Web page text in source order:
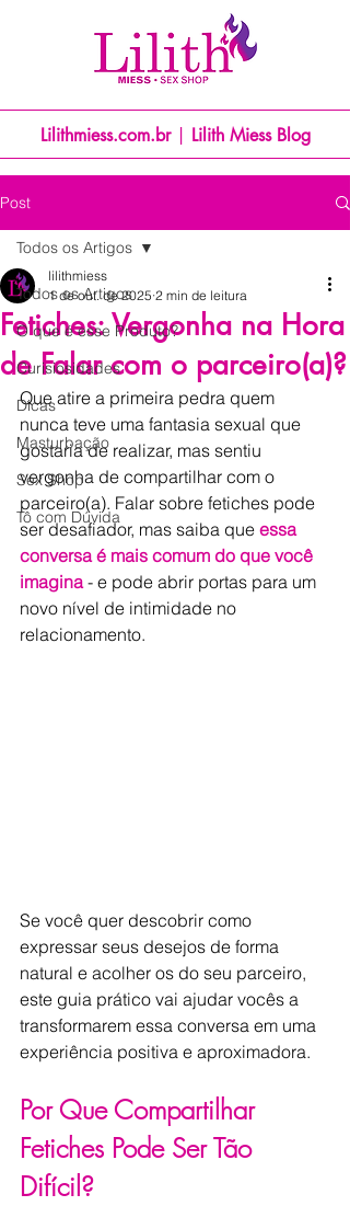
Lilithmiess.com.br Lilith Miess Blog
Post
Todos os Artigos
O que é esse Produto?
Curisiosidades
Dicas
Masturbação
Sex Shop
Tô com Dúvida
Todos os Artigos
Fetiches: Vergonha na Hora
de Falar com o parceiro(a)?
lilithmiess
1 de out. de 2025 2 min de leitura
Que atire a primeira pedra quem
nunca teve uma fantasia sexual que
gostaria de realizar, mas sentiu
vergonha de compartilhar com o
parceiro(a). Falar sobre fetiches pode
ser desafiador, mas saiba que essa
conversa é mais comum do que você
imagina - e pode abrir portas para um
novo nível de intimidade no
relacionamento.
Se você quer descobrir como
expressar seus desejos de forma
natural e acolher os do seu parceiro,
este guia prático vai ajudar vocês a
transformarem essa conversa em uma
experiência positiva e aproximadora.
Por Que Compartilhar
Fetiches Pode Ser Tão
Difícil?